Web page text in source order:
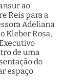
ao
Reis para a
Adeliana
Kleber Rosa,
de uma
do
espaço